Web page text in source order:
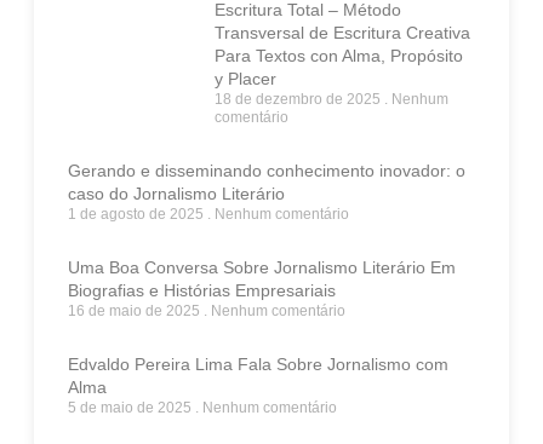
Escritura Total – Método
Transversal de Escritura Creativa
Para Textos con Alma, Propósito
y Placer
18 de dezembro de 2025
Nenhum
comentário
Gerando e disseminando conhecimento inovador: o
caso do Jornalismo Literário
1 de agosto de 2025 Nenhum comentário
Uma Boa Conversa Sobre Jornalismo Literário Em
Biografias e Histórias Empresariais
16 de maio de 2025 Nenhum comentário
Edvaldo Pereira Lima Fala Sobre Jornalismo com
Alma
5 de maio de 2025 Nenhum comentário